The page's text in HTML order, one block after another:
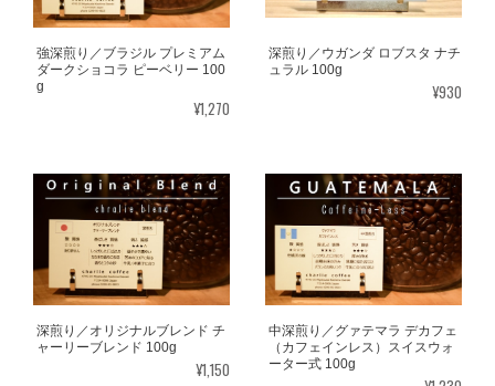
強深煎り／ブラジル プレミアム
ダークショコラ ピーベリー 100
g
¥1,270
深煎り／ウガンダ ロブスタ ナチ
ュラル 100g
¥930
深煎り／オリジナルブレンド チ
ャーリーブレンド 100g
¥1,150
中深煎り／グァテマラ デカフェ
（カフェインレス）スイスウォ
ーター式 100g